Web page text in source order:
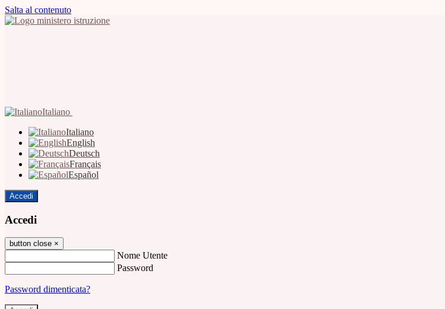
Salta al contenuto
Italiano
Italiano
English
Deutsch
Français
Español
Accedi
Accedi
button close ×
Nome Utente
Password
Password dimenticata?